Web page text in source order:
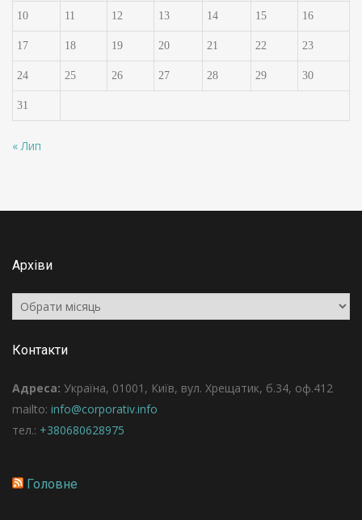
10 11 12 13 14 15 16
17 18 19 20 21 22 23
24 25 26 27 28 29 30
31
« Лип
Архіви
Архіви
Контакти
Адреса: Україна, 01001, Київ, вул. Хрещатик, б.34, оф.412
mailto: info@corporativ.info
тел.: +380680628975
Головне